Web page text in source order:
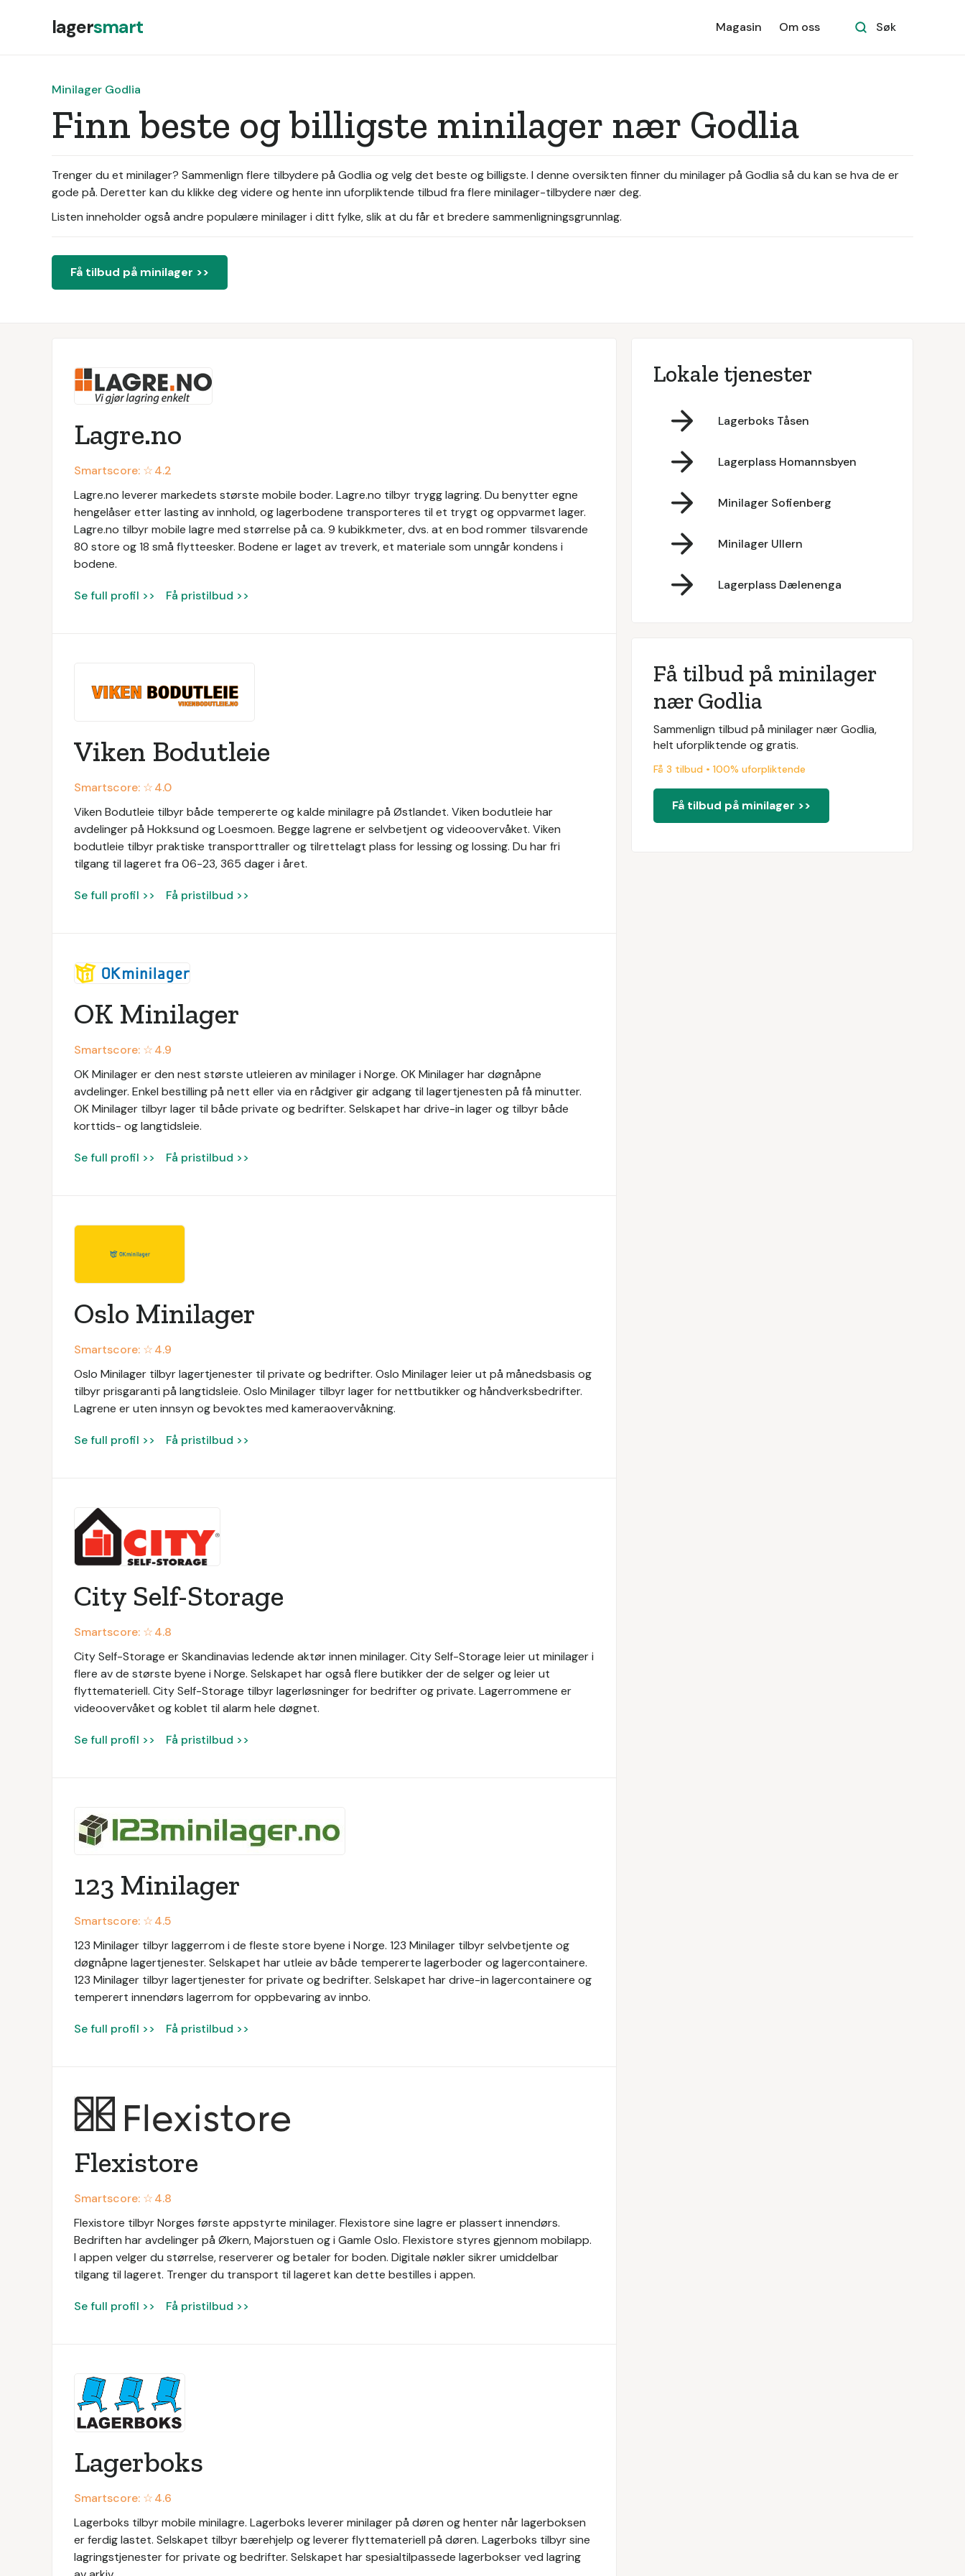
lagersmart Magasin Om oss Søk
Minilager Godlia
Finn beste og billigste minilager nær Godlia
Trenger du et minilager? Sammenlign flere tilbydere på Godlia og velg det beste og billigste. I denne oversikten finner du minilager på Godlia så du kan se hva de er
gode på. Deretter kan du klikke deg videre og hente inn uforpliktende tilbud fra flere minilager-tilbydere nær deg.
Listen inneholder også andre populære minilager i ditt fylke, slik at du får et bredere sammenligningsgrunnlag.
Få tilbud på minilager >>
Lagre.no
Smartscore: ☆4.2
Lagre.no leverer markedets største mobile boder. Lagre.no tilbyr trygg lagring. Du benytter egne
hengelåser etter lasting av innhold, og lagerbodene transporteres til et trygt og oppvarmet lager.
Lagre.no tilbyr mobile lagre med størrelse på ca. 9 kubikkmeter, dvs. at en bod rommer tilsvarende
80 store og 18 små flytteesker. Bodene er laget av treverk, et materiale som unngår kondens i
bodene.
Se full profil >> Få pristilbud >>
Viken Bodutleie
Smartscore: ☆4.0
Viken Bodutleie tilbyr både tempererte og kalde minilagre på Østlandet. Viken bodutleie har
avdelinger på Hokksund og Loesmoen. Begge lagrene er selvbetjent og videoovervåket. Viken
bodutleie tilbyr praktiske transporttraller og tilrettelagt plass for lessing og lossing. Du har fri
tilgang til lageret fra 06-23, 365 dager i året.
Se full profil >> Få pristilbud >>
OK Minilager
Smartscore: ☆4.9
OK Minilager er den nest største utleieren av minilager i Norge. OK Minilager har døgnåpne
avdelinger. Enkel bestilling på nett eller via en rådgiver gir adgang til lagertjenesten på få minutter.
OK Minilager tilbyr lager til både private og bedrifter. Selskapet har drive-in lager og tilbyr både
korttids- og langtidsleie.
Se full profil >> Få pristilbud >>
Oslo Minilager
Smartscore: ☆4.9
Oslo Minilager tilbyr lagertjenester til private og bedrifter. Oslo Minilager leier ut på månedsbasis og
tilbyr prisgaranti på langtidsleie. Oslo Minilager tilbyr lager for nettbutikker og håndverksbedrifter.
Lagrene er uten innsyn og bevoktes med kameraovervåkning.
Se full profil >> Få pristilbud >>
City Self-Storage
Smartscore: ☆4.8
City Self-Storage er Skandinavias ledende aktør innen minilager. City Self-Storage leier ut minilager i
flere av de største byene i Norge. Selskapet har også flere butikker der de selger og leier ut
flyttemateriell. City Self-Storage tilbyr lagerløsninger for bedrifter og private. Lagerrommene er
videoovervåket og koblet til alarm hele døgnet.
Se full profil >> Få pristilbud >>
123 Minilager
Smartscore: ☆4.5
123 Minilager tilbyr laggerrom i de fleste store byene i Norge. 123 Minilager tilbyr selvbetjente og
døgnåpne lagertjenester. Selskapet har utleie av både tempererte lagerboder og lagercontainere.
123 Minilager tilbyr lagertjenester for private og bedrifter. Selskapet har drive-in lagercontainere og
temperert innendørs lagerrom for oppbevaring av innbo.
Se full profil >> Få pristilbud >>
Flexistore
Smartscore: ☆4.8
Flexistore tilbyr Norges første appstyrte minilager. Flexistore sine lagre er plassert innendørs.
Bedriften har avdelinger på Økern, Majorstuen og i Gamle Oslo. Flexistore styres gjennom mobilapp.
I appen velger du størrelse, reserverer og betaler for boden. Digitale nøkler sikrer umiddelbar
tilgang til lageret. Trenger du transport til lageret kan dette bestilles i appen.
Se full profil >> Få pristilbud >>
Lagerboks
Smartscore: ☆4.6
Lagerboks tilbyr mobile minilagre. Lagerboks leverer minilager på døren og henter når lagerboksen
er ferdig lastet. Selskapet tilbyr bærehjelp og leverer flyttemateriell på døren. Lagerboks tilbyr sine
lagringstjenester for private og bedrifter. Selskapet har spesialtilpassede lagerbokser ved lagring
Lokale tjenester
Lagerboks Tåsen
Lagerplass Homannsbyen
Minilager Sofienberg
Minilager Ullern
Lagerplass Dælenenga
Få tilbud på minilager
nær Godlia
Sammenlign tilbud på minilager nær Godlia,
helt uforpliktende og gratis.
Få 3 tilbud • 100% uforpliktende
Få tilbud på minilager >>